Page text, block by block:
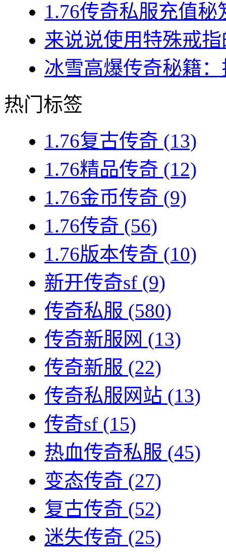
1.76传奇私服充值
来说说使用特殊戒
冰雪高爆传奇秘籍
热门标签
1.76复古传奇 (13)
1.76精品传奇 (12)
1.76金币传奇 (9)
1.76传奇 (56)
1.76版本传奇 (10)
新开传奇sf (9)
传奇私服 (580)
传奇新服网 (13)
传奇新服 (22)
传奇私服网站 (13)
传奇sf (15)
热血传奇私服 (45)
变态传奇 (27)
复古传奇 (52)
迷失传奇 (25)